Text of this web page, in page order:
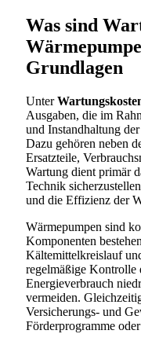
Was sind
Grundlagen
Unter
Ausgaben, die im
und Instandhaltung
Dazu gehören neben
Ersatzteile,
Wartung dient primär
Technik
und die Effizienz der
Wärmepumpen sind
Komponenten
Kältemittelkreislauf
regelmäßige Kontrolle
Energieverbrauch
vermeiden.
Versicherungs- und
Förderprogramme